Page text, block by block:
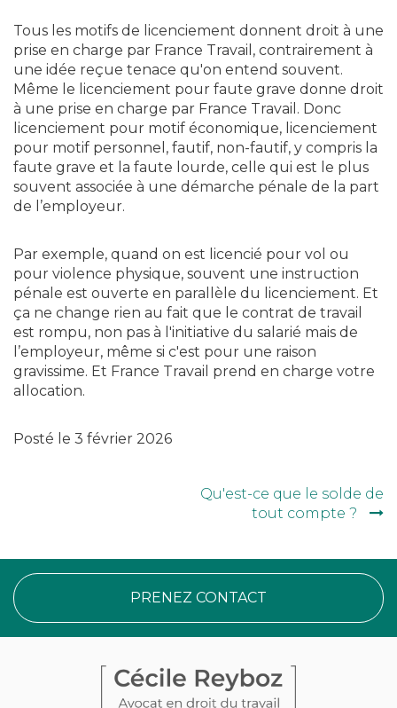
Tous les motifs de licenciement donnent droit à une
prise en charge par France Travail, contrairement à
une idée reçue tenace qu'on entend souvent.
Même le licenciement pour faute grave donne droit
à une prise en charge par France Travail. Donc
licenciement pour motif économique, licenciement
pour motif personnel, fautif, non-fautif, y compris la
faute grave et la faute lourde, celle qui est le plus
souvent associée à une démarche pénale de la part
de l’employeur.
Par exemple, quand on est licencié pour vol ou
pour violence physique, souvent une instruction
pénale est ouverte en parallèle du licenciement. Et
ça ne change rien au fait que le contrat de travail
est rompu, non pas à l'initiative du salarié mais de
l’employeur, même si c'est pour une raison
gravissime. Et France Travail prend en charge votre
allocation.
Posté le 3 février 2026
Qu'est-ce que le solde de
tout compte ?
PRENEZ CONTACT